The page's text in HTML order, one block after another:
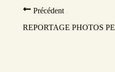
Précédent
REPORTAGE PHOTOS